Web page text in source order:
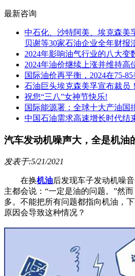
最新咨询
中石化、沙特阿美、埃克森美
贝谢等30家石油企业全年财报
2024年影响油气行业的八大变
2024年油价继续上涨并维持高
国际油价再平衡，2024在75-
石油巨头埃克森美孚宣布裁员！
祝您“三八”女神节快乐!
国际能源署：全球十大产油国
中国石油需求高速增长时代结
汽车发动机噪声大，全是机油
发表于:5/21/2021
在换机油后发现车子发动机噪
主都会说：“一定是油的问题。”然
多。不能把所有问题都指向机油，
原因会导致这种情况？